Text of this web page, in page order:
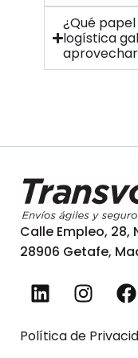
¿Qué
logística
Calle Empleo, 28,
28906 Getafe,
Política de